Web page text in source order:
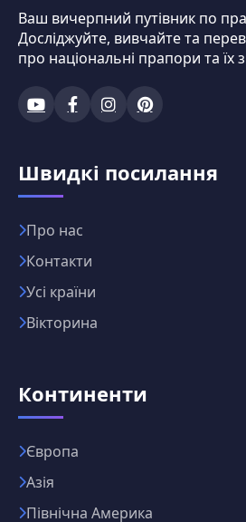
Ваш вичерпний путівник по
Досліджуйте, вивчайте та
про національні прапори та їх
Швидкі посилання
Про нас
Контакти
Усі країни
Вікторина
Континенти
Європа
Азія
Північна Америка